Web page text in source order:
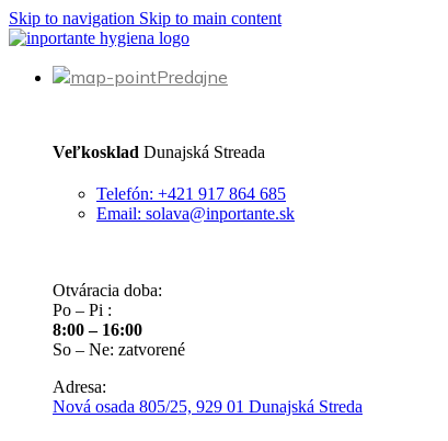
Skip to navigation Skip to main content
Predajne
Veľkosklad Dunajská Streada
Telefón: +421 917 864 685
Email: solava@inportante.sk
Otváracia doba:
Po – Pi :
8:00 – 16:00
So – Ne: zatvorené
Adresa:
Nová osada 805/25, 929 01 Dunajská Streda